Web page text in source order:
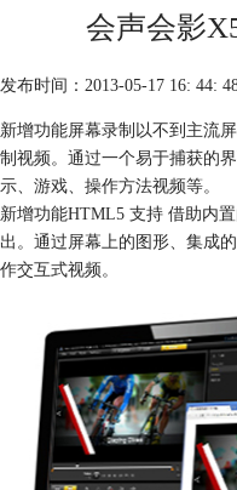
会声会影
发布时间：2013-05-17 16: 44:
新增功能屏幕录制以不到主流
制视频。通过一个易于捕获的
示、游戏、操作方法视频等。
新增功能HTML5 支持 借助内
出。通过屏幕上的图形、集成
作交互式视频。